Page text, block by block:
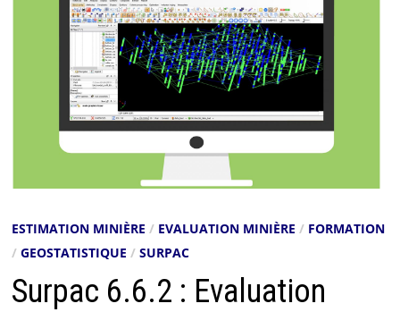
ESTIMATION MINIÈRE / EVALUATION MINIÈRE / FORMATION
/ GEOSTATISTIQUE / SURPAC
Surpac 6.6.2 : Evaluation